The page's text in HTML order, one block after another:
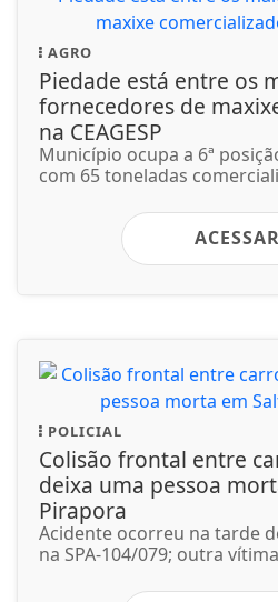
AGRO
Piedade está entre os
fornecedores de
na CEAGESP
Município ocupa a 6ª
com 65 toneladas
ACESSAR
POLICIAL
Colisão frontal entre
deixa uma pessoa
Pirapora
Acidente ocorreu na tarde
na SPA-104/079; outra